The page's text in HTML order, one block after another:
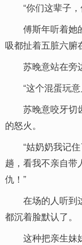
“你们这辈子
傅斯年听着她
吸都扯着五脏六腑
苏晚意站在旁
“这个混蛋玩
苏晚意咬牙切
的怒火。
“姑奶奶我记
趟，看我不亲自带
仇！”
在场的人听到
都沉着脸默认了。
这种把亲生妹